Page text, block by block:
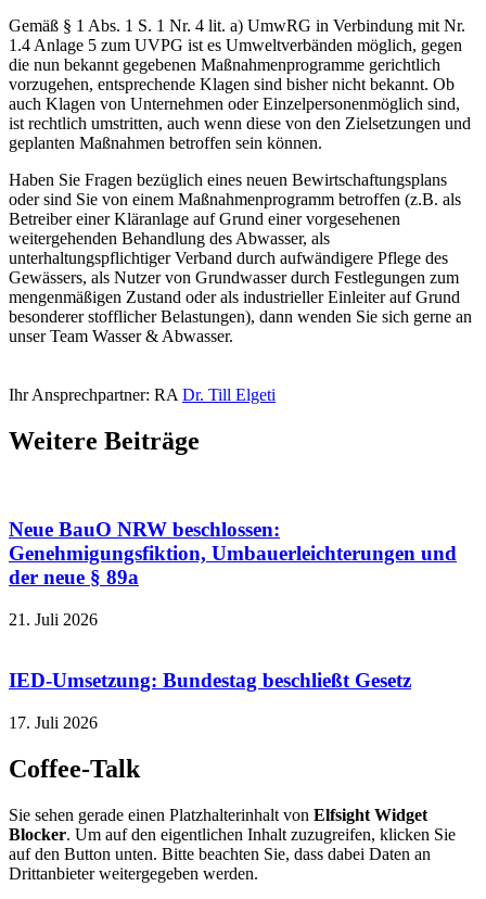
Gemäß § 1 Abs. 1 S. 1 Nr. 4 lit. a) UmwRG in Verbindung mit Nr.
1.4 Anlage 5 zum UVPG ist es Umweltverbänden möglich, gegen
die nun bekannt gegebenen Maßnahmenprogramme gerichtlich
vorzugehen, entsprechende Klagen sind bisher nicht bekannt. Ob
auch Klagen von Unternehmen oder Einzelpersonenmöglich sind,
ist rechtlich umstritten, auch wenn diese von den Zielsetzungen und
geplanten Maßnahmen betroffen sein können.
Haben Sie Fragen bezüglich eines neuen Bewirtschaftungsplans
oder sind Sie von einem Maßnahmenprogramm betroffen (z.B. als
Betreiber einer Kläranlage auf Grund einer vorgesehenen
weitergehenden Behandlung des Abwasser, als
unterhaltungspflichtiger Verband durch aufwändigere Pflege des
Gewässers, als Nutzer von Grundwasser durch Festlegungen zum
mengenmäßigen Zustand oder als industrieller Einleiter auf Grund
besonderer stofflicher Belastungen), dann wenden Sie sich gerne an
unser Team Wasser & Abwasser.
Ihr Ansprechpartner: RA Dr. Till Elgeti
Weitere Beiträge
Neue BauO NRW beschlossen:
Genehmigungsfiktion, Umbauerleichterungen und
der neue § 89a
21. Juli 2026
IED-Umsetzung: Bundestag beschließt Gesetz
17. Juli 2026
Coffee-Talk
Sie sehen gerade einen Platzhalterinhalt von Elfsight Widget
Blocker. Um auf den eigentlichen Inhalt zuzugreifen, klicken Sie
auf den Button unten. Bitte beachten Sie, dass dabei Daten an
Drittanbieter weitergegeben werden.